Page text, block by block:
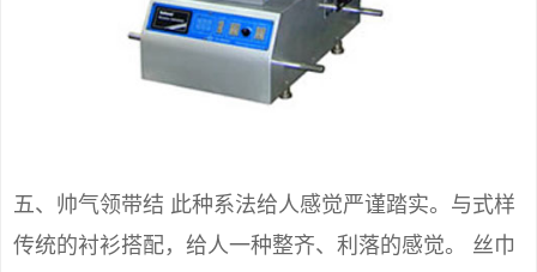
五、帅气领带结 此种系法给人感觉严谨踏实。与式样
传统的衬衫搭配，给人一种整齐、利落的感觉。 丝巾